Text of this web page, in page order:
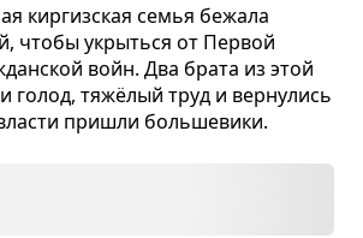
кир­гиз­ская семья бежала
чтобы укрыться от Пер­вой
войн. Два брата из этой
голод, тяжёлый труд и вер­ну­лись
при­шли боль­ше­вики.